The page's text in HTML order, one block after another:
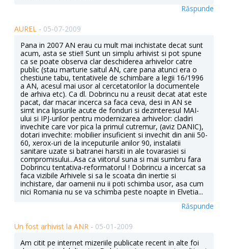
Răspunde
AUREL - 05-07-2009
Pana in 2007 AN erau cu mult mai inchistate decat sunt
acum, asta se stie!! Sunt un simplu arhivist si pot spune
ca se poate observa clar deschiderea arhivelor catre
public (stau marturie saitul AN, care pana atunci era o
chestiune tabu, tentativele de schimbare a legii 16/1996
a AN, acesul mai usor al cercetatorilor la documentele
de arhiva etc). Ca dl. Dobrincu nu a reusit decat atat este
pacat, dar macar incerca sa faca ceva, desi in AN se
simt inca lipsurile acute de fonduri si dezinteresul MAI-
ului si IPJ-urilor pentru modernizarea arhivelor: cladiri
invechite care vor pica la primul cutremur, (aviz DANIC),
dotari invechite: mobilier insuficient si invechit din anii 50-
60, xerox-uri de la inceputurile anilor 90, instalatii
sanitare uzate si batranei harsiti in ale tovarasiei si
compromisului...Asa ca viitorul suna si mai sumbru fara
Dobrincu tentativa-reformatorul ! Dobrincu a incercat sa
faca vizibile Arhivele si sa le scoata din inertie si
inchistare, dar oamenii nu ii poti schimba usor, asa cum
nici Romania nu se va schimba peste noapte in Elvetia...
Răspunde
Un fost arhivist la ANR - 05-01-2009
Am citit pe internet mizeriile publicate recent in alte foi